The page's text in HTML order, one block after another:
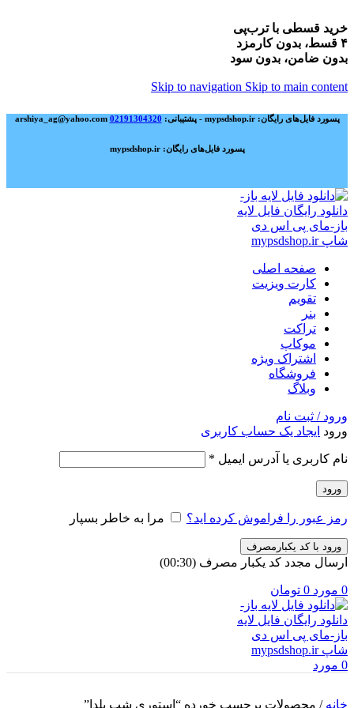
خرید قسطی با ترب‌پی
۴ قسط، بدون کارمزد
بدون ضامن، بدون سود
Skip to navigation Skip to main content
پسورد فایل‌های رایگان: mypsdshop.ir - پشتیبانی: arshiya_ag@yahoo.com 02191304320
پسورد فایل‌های رایگان: mypsdshop.ir
صفحه اصلی
کارت ویزیت
تقویم
بنر
تراکت
موکاپ
اشتراک ویژه
فروشگاه
وبلاگ
ورود / ثبت نام
ورود ایجاد یک حساب کاربری
نام کاربری یا آدرس ایمیل *
ورود
رمز عبور را فراموش کرده اید؟ مرا به خاطر بسپار
ورود با کد یکبارمصرف
ارسال مجدد کد یکبار مصرف (00:
30
)
0 مورد 0 تومان
0 مورد
خانه/ محصولات برچسب خورده “استوری شب یلدا”